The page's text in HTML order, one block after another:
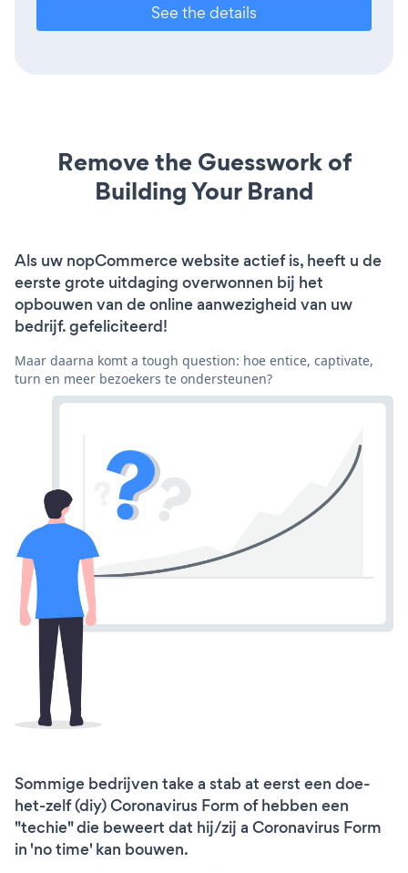
See the details
Remove the Guesswork of
Building Your Brand
Als uw nopCommerce website actief is, heeft u de
eerste grote uitdaging overwonnen bij het
opbouwen van de online aanwezigheid van uw
bedrijf. gefeliciteerd!
Maar daarna komt a tough question: hoe entice, captivate,
turn en meer bezoekers te ondersteunen?
Sommige bedrijven take a stab at eerst een doe-
het-zelf (diy) Coronavirus Form of hebben een
"techie" die beweert dat hij/zij a Coronavirus Form
in 'no time' kan bouwen.